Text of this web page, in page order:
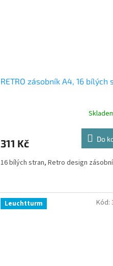
RETRO zásobník A4, 16 bílých
311 Kč Do
16 bílých stran, Retro design
Leuchtturm Kód: